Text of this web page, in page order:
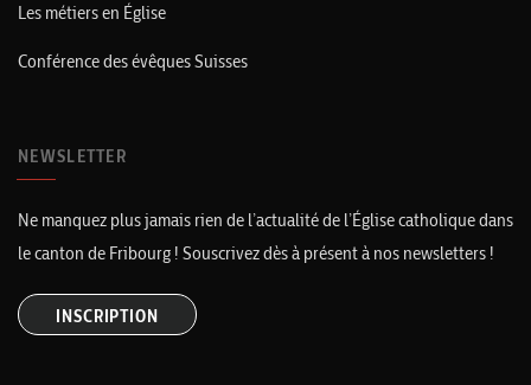
Les métiers en Église
Conférence des évêques Suisses
NEWSLETTER
Ne manquez plus jamais rien de l’actualité de l’Église catholique dans
le canton de Fribourg ! Souscrivez dès à présent à nos newsletters !
INSCRIPTION